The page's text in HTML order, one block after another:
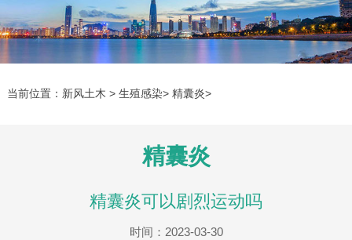
当前位置： 新风土木 > 生殖感染> 精囊炎>
精囊炎
精囊炎可以剧烈运动吗
时间：2023-03-30